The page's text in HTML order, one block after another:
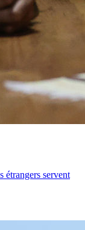
étrangers servent